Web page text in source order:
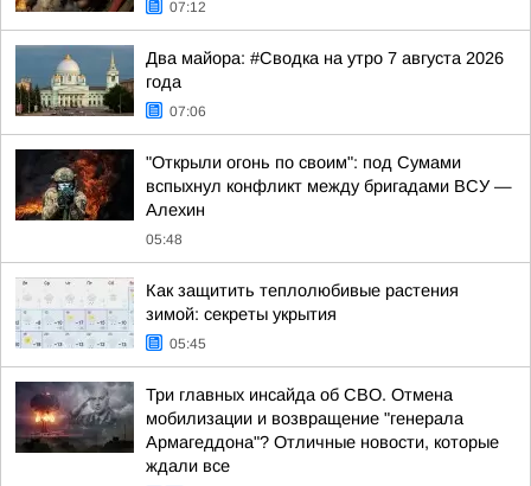
07:12
Два майора: #Сводка на утро 7 августа 2026
года
07:06
"Открыли огонь по своим": под Сумами
вспыхнул конфликт между бригадами ВСУ —
Алехин
05:48
Как защитить теплолюбивые растения
зимой: секреты укрытия
05:45
Три главных инсайда об СВО. Отмена
мобилизации и возвращение "генерала
Армагеддона"? Отличные новости, которые
ждали все